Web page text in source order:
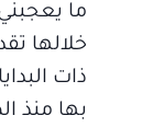
ما
خلالها
ذات
بها منذ